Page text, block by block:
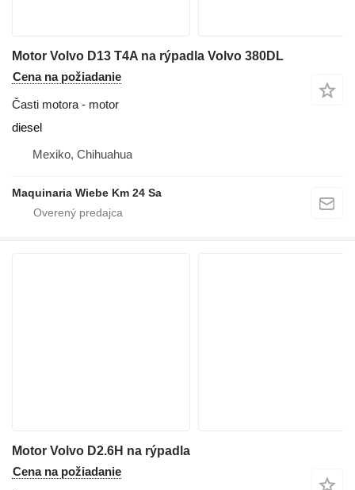
Motor Volvo D13 T4A na rýpadla Volvo 380DL
Cena na požiadanie
Časti motora - motor
diesel
Mexiko, Chihuahua
Maquinaria Wiebe Km 24 Sa
Motor Volvo D2.6H na rýpadla
Cena na požiadanie